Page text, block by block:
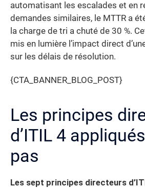
automatisant les escalades et en
demandes similaires, le MTTR a
la charge de tri a chuté de 30 %.
mis en lumière l’impact direct
sur les délais de résolution.
{CTA_BANNER_BLOG_POST}
Les principes
d’ITIL 4
pas
Les sept principes directeurs